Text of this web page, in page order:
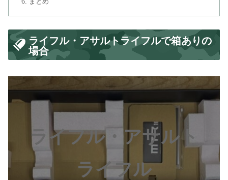
ライフル・アサルトライフルで箱ありの
場合
ライフル・アサルト
ライフル